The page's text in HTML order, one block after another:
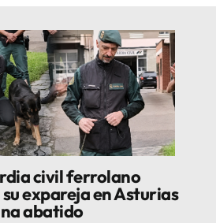
civil ferrolano
expareja en Asturias
abatido